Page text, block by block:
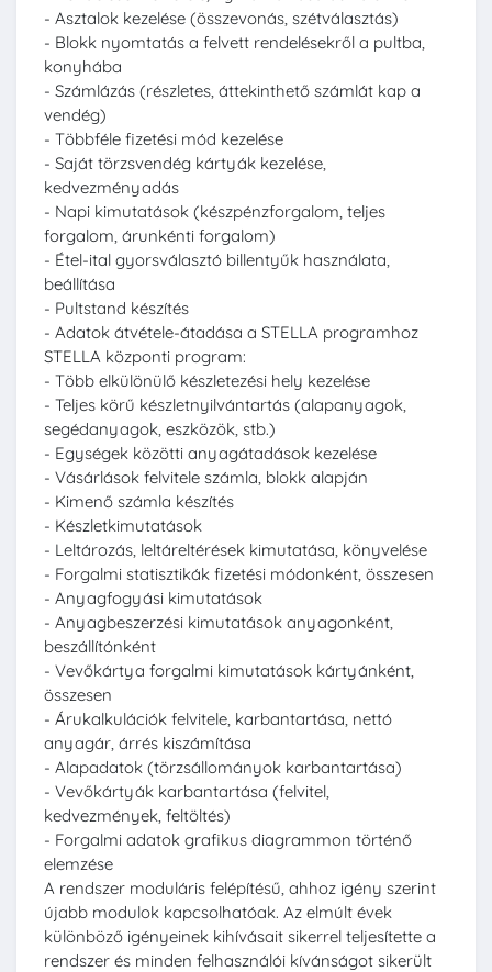
- Asztalok kezelése (összevonás, szétválasztás)
- Blokk nyomtatás a felvett rendelésekről a pultba,
konyhába
- Számlázás (részletes, áttekinthető számlát kap a
vendég)
- Többféle fizetési mód kezelése
- Saját törzsvendég kártyák kezelése,
kedvezményadás
- Napi kimutatások (készpénzforgalom, teljes
forgalom, árunkénti forgalom)
- Étel-ital gyorsválasztó billentyűk használata,
beállítása
- Pultstand készítés
- Adatok átvétele-átadása a STELLA programhoz
STELLA központi program:
- Több elkülönülő készletezési hely kezelése
- Teljes körű készletnyilvántartás (alapanyagok,
segédanyagok, eszközök, stb.)
- Egységek közötti anyagátadások kezelése
- Vásárlások felvitele számla, blokk alapján
- Kimenő számla készítés
- Készletkimutatások
- Leltározás, leltáreltérések kimutatása, könyvelése
- Forgalmi statisztikák fizetési módonként, összesen
- Anyagfogyási kimutatások
- Anyagbeszerzési kimutatások anyagonként,
beszállítónként
- Vevőkártya forgalmi kimutatások kártyánként,
összesen
- Árukalkulációk felvitele, karbantartása, nettó
anyagár, árrés kiszámítása
- Alapadatok (törzsállományok karbantartása)
- Vevőkártyák karbantartása (felvitel,
kedvezmények, feltöltés)
- Forgalmi adatok grafikus diagrammon történő
elemzése
A rendszer moduláris felépítésű, ahhoz igény szerint
újabb modulok kapcsolhatóak. Az elmúlt évek
különböző igényeinek kihívásait sikerrel teljesítette a
rendszer és minden felhasználói kívánságot sikerült